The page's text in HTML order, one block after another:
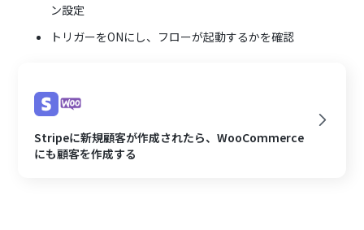
ン設定
トリガーをONにし、フローが起動するかを確認
Stripeに新規顧客が作成されたら、WooCommerce
にも顧客を作成する